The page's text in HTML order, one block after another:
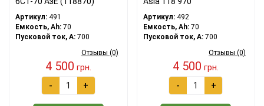
Артикул: 491
Емкость, Ah: 70
Пусковой ток, A: 700
Отзывы (0)
4 500 грн.
- +
Артикул:492
Емкость, Ah:70
Пусковой ток, A:700
Отзывы (0)
4 500 грн.
- +